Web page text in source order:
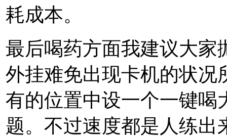
耗成本。
最后喝药方面我建议大家
外挂难免出现卡机的状况
有的位置中设一个一键喝
题。不过速度都是人练出